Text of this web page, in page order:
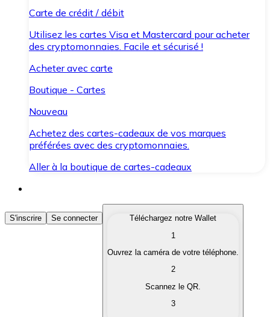
Carte de crédit / débit
Utilisez les cartes Visa et Mastercard pour acheter
des cryptomonnaies. Facile et sécurisé !
Acheter avec carte
Boutique - Cartes
Nouveau
Achetez des cartes-cadeaux de vos marques
préférées avec des cryptomonnaies.
Aller à la boutique de cartes-cadeaux
Acheter des Cryptomonnaies
Achetez les cryptomonnaies qui vous intéressent
Convertissez vos cryptomonnaies en monnaie
S'inscrire Se connecter
Téléchargez notre Wallet
1
Ouvrez la caméra de votre téléphone.
2
Scannez le QR.
3